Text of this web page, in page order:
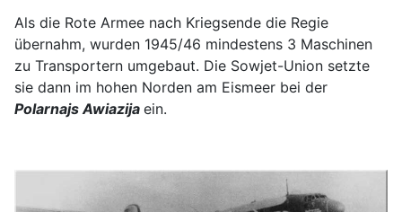
Als die Rote Armee nach Kriegsende die Regie
übernahm, wurden 1945/46 mindestens 3 Maschinen
zu Transportern umgebaut. Die Sowjet-Union setzte
sie dann im hohen Norden am Eismeer bei der
Polarnajs Awiazija ein.